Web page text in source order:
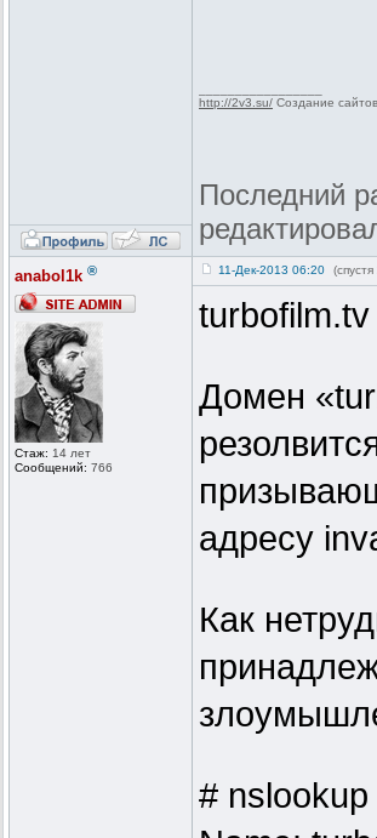
http://2v3.su/ Создание сайтов
Последний
anabol1k ®
Стаж: 14 лет
Сообщений: 766
11-Дек-2013 06:20
Домен
адресу
Как
#